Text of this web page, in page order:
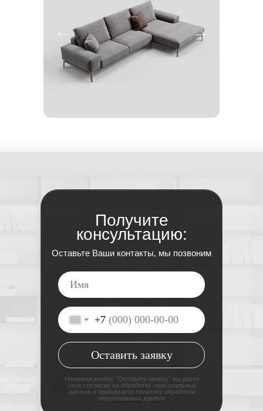
Получите
консультацию:
Оставьте Ваши контакты, мы позвоним
Нажимая кнопку "Оставить заявку" вы даете
свое согласие на обработку персональных
данных и принимаете политику обработки
персональных данных
+7
Оставить заявку